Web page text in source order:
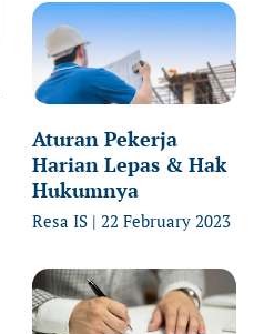
Aturan Pekerja
Harian Lepas & Hak
Hukumnya
Resa IS 22 February 2023